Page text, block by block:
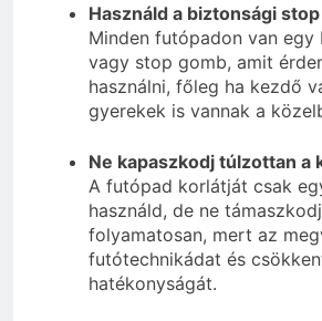
Használd a biztonsági
Minden futópadon van
vagy stop gomb, amit
használni, főleg ha kezdő
gyerekek is vannak a
Ne kapaszkodj túlzottan a
A futópad korlátját csak
használd, de ne
folyamatosan, mert az
futótechnikádat és
hatékonyságát.